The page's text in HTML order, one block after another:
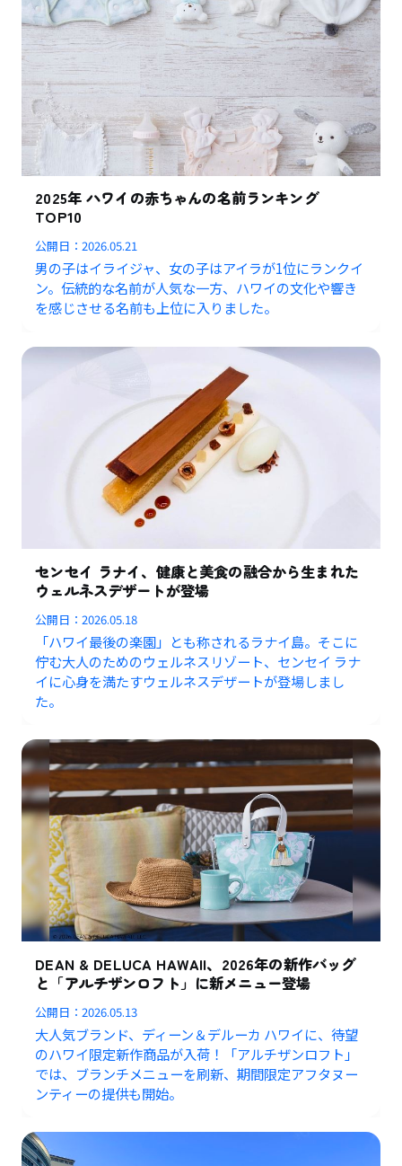
2025年 ハワイの赤ちゃんの名前ランキング
TOP10
公開日：2026.05.21
男の子はイライジャ、女の子はアイラが1位にランクイ
ン。伝統的な名前が人気な一方、ハワイの文化や響き
を感じさせる名前も上位に入りました。
センセイ ラナイ、健康と美食の融合から生まれた
ウェルネスデザートが登場
公開日：2026.05.18
「ハワイ最後の楽園」とも称されるラナイ島。そこに
佇む大人のためのウェルネスリゾート、センセイ ラナ
イに心身を満たすウェルネスデザートが登場しまし
た。
DEAN & DELUCA HAWAII、2026年の新作バッグ
と「アルチザンロフト」に新メニュー登場
公開日：2026.05.13
大人気ブランド、ディーン＆デルーカ ハワイに、待望
のハワイ限定新作商品が入荷！「アルチザンロフト」
では、ブランチメニューを刷新、期間限定アフタヌー
ンティーの提供も開始。